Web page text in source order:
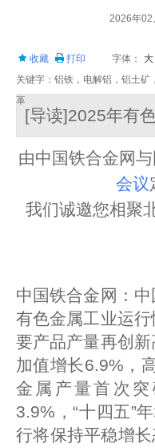
2026年02
收藏 打印 字体： 大
关键字：铝铁，电解铝，铝土
革
[导读]2025年有
由中国铁合金网
会议
我们诚邀您相聚
中国铁合金网：
有色金属工业运
要产品产量再创
加值增长6.9%，
金属产量首次
3.9%，“十四五”
行将保持平稳增